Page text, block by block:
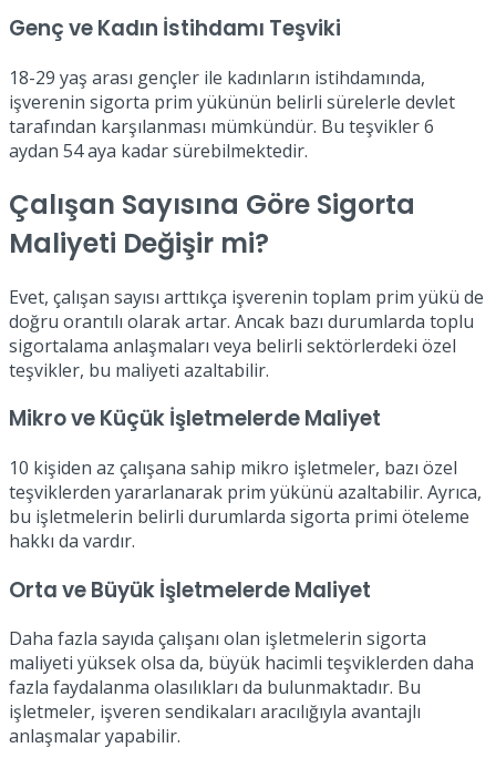
Genç ve Kadın İstihdamı Teşviki
18-29 yaş arası gençler ile kadınların istihdamında,
işverenin sigorta prim yükünün belirli sürelerle devlet
tarafından karşılanması mümkündür. Bu teşvikler 6
aydan 54 aya kadar sürebilmektedir.
Çalışan Sayısına Göre Sigorta
Maliyeti Değişir mi?
Evet, çalışan sayısı arttıkça işverenin toplam prim yükü de
doğru orantılı olarak artar. Ancak bazı durumlarda toplu
sigortalama anlaşmaları veya belirli sektörlerdeki özel
teşvikler, bu maliyeti azaltabilir.
Mikro ve Küçük İşletmelerde Maliyet
10 kişiden az çalışana sahip mikro işletmeler, bazı özel
teşviklerden yararlanarak prim yükünü azaltabilir. Ayrıca,
bu işletmelerin belirli durumlarda sigorta primi öteleme
hakkı da vardır.
Orta ve Büyük İşletmelerde Maliyet
Daha fazla sayıda çalışanı olan işletmelerin sigorta
maliyeti yüksek olsa da, büyük hacimli teşviklerden daha
fazla faydalanma olasılıkları da bulunmaktadır. Bu
işletmeler, işveren sendikaları aracılığıyla avantajlı
anlaşmalar yapabilir.